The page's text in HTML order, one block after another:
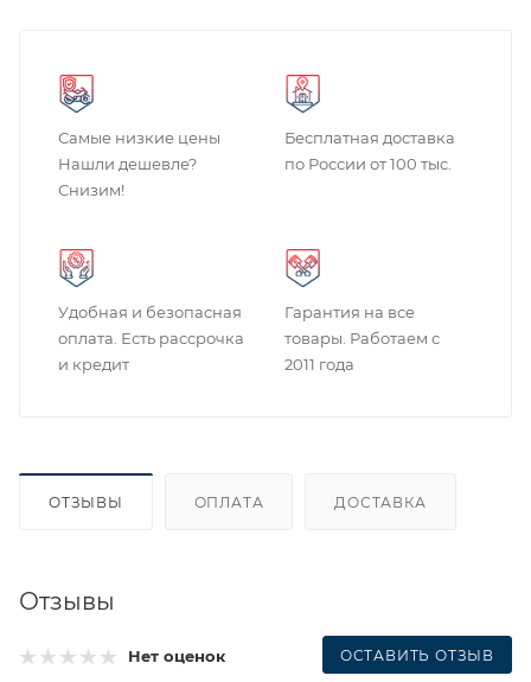
Самые низкие цены
Нашли дешевле?
Снизим!
Бесплатная доставка
по России от 100 тыс.
Удобная и безопасная
оплата. Есть рассрочка
и кредит
Гарантия на все
товары. Работаем с
2011 года
ОТЗЫВЫ ОПЛАТА ДОСТАВКА
Отзывы
Нет оценок ОСТАВИТЬ ОТЗЫВ